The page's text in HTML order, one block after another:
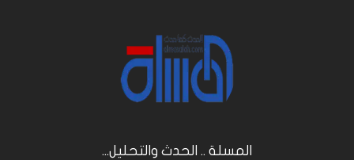
المسلة .. الحدث والتحليل...